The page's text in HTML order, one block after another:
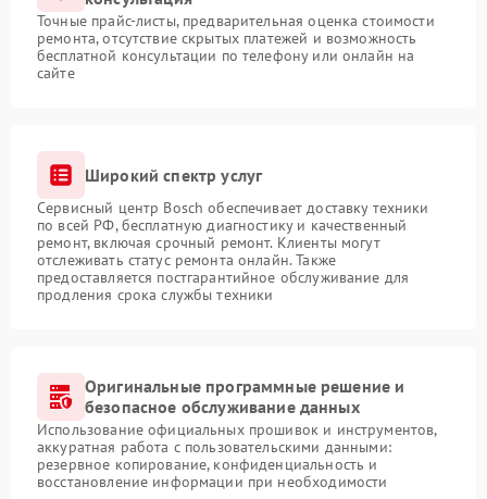
Точные прайс-листы, предварительная оценка стоимости
ремонта, отсутствие скрытых платежей и возможность
бесплатной консультации по телефону или онлайн на
сайте
Широкий спектр услуг
Сервисный центр Bosch обеспечивает доставку техники
по всей РФ, бесплатную диагностику и качественный
ремонт, включая срочный ремонт. Клиенты могут
отслеживать статус ремонта онлайн. Также
предоставляется постгарантийное обслуживание для
продления срока службы техники
Оригинальные программные решение и
безопасное обслуживание данных
Использование официальных прошивок и инструментов,
аккуратная работа с пользовательскими данными:
резервное копирование, конфиденциальность и
восстановление информации при необходимости